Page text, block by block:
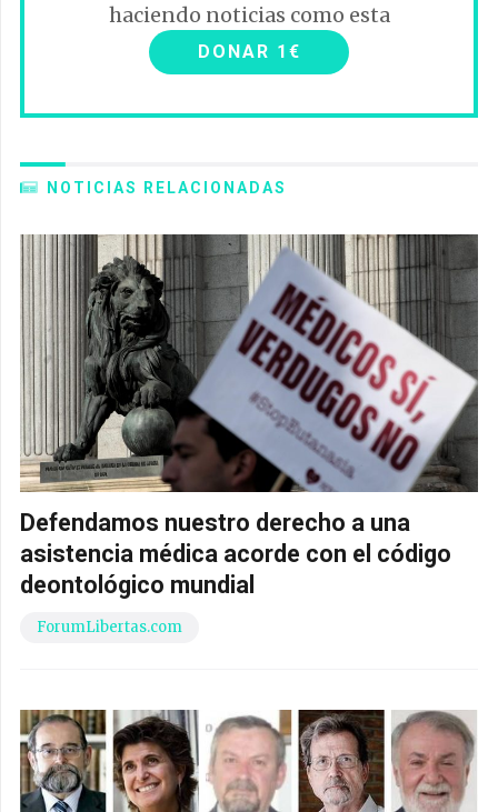
haciendo noticias como esta
DONAR 1€
NOTICIAS RELACIONADAS
Defendamos nuestro derecho a una
asistencia médica acorde con el código
deontológico mundial
ForumLibertas.com